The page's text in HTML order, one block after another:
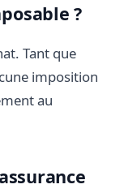
?
Tant que
imposition
au